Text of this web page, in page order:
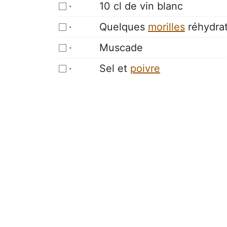
· 10 cl de vin blanc
· Quelques morilles
· Muscade
· Sel et poivre